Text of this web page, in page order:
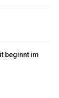
beginnt im